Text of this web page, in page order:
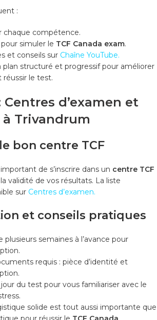
:
chaque compétence.
simuler le TCF Canada exam.
et conseils sur Chaîne YouTube.
plan structuré et progressif pour améliorer
le test.
d’examen et
Trivandrum
bon centre TCF
de s’inscrire dans un centre TCF
validité de vos résultats. La liste
sur Centres d’examen.
et conseils pratiques
plusieurs semaines à l’avance pour
requis : pièce d’identité et
du test pour vous familiariser avec le
solide est tout aussi importante que